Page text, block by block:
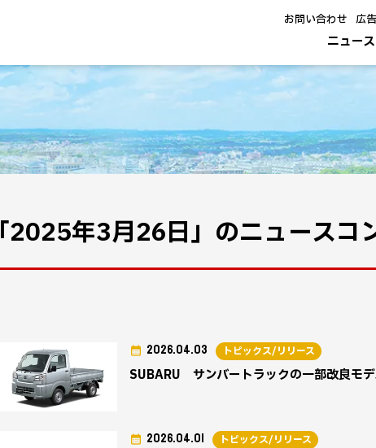
ニュース
お問い合わせ 広
「2025年3月26日」のニュースコ
SUBARU サンバートラックの一部改良モ
2026.04.03 トピックス/リリース
2026.04.01 トピックス/リリース